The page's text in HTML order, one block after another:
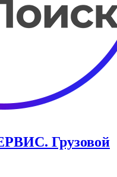
Грузовой